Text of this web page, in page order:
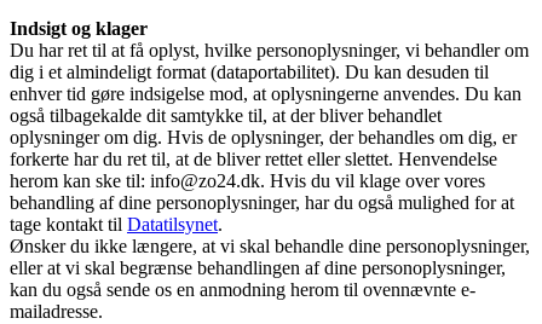
Indsigt og klager
Du har ret til at få oplyst, hvilke personoplysninger, vi behandler om
dig i et almindeligt format (dataportabilitet). Du kan desuden til
enhver tid gøre indsigelse mod, at oplysningerne anvendes. Du kan
også tilbagekalde dit samtykke til, at der bliver behandlet
oplysninger om dig. Hvis de oplysninger, der behandles om dig, er
forkerte har du ret til, at de bliver rettet eller slettet. Henvendelse
herom kan ske til: info@zo24.dk. Hvis du vil klage over vores
behandling af dine personoplysninger, har du også mulighed for at
tage kontakt til Datatilsynet.
Ønsker du ikke længere, at vi skal behandle dine personoplysninger,
eller at vi skal begrænse behandlingen af dine personoplysninger,
kan du også sende os en anmodning herom til ovennævnte e-
mailadresse.